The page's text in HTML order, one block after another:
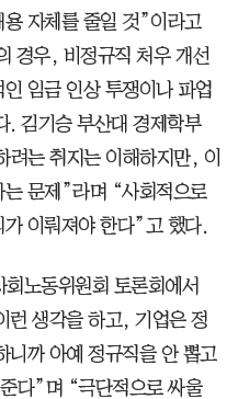
자체를 줄일 것”이라고
경우, 비정규직 처우 개선
임금 인상 투쟁이나 파업
. 김기승 부산대 경제학부
려는 취지는 이해하지만, 이
문제”라며 “사회적으로
이뤄져야 한다”고 했다.
노동위원회 토론회에서
런 생각을 하고, 기업은 정
니까 아예 정규직을 안 뽑고
다”며 “극단적으로 싸울